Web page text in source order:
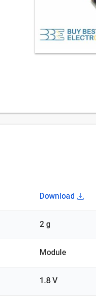
Download
2 g
Module
1.8 V